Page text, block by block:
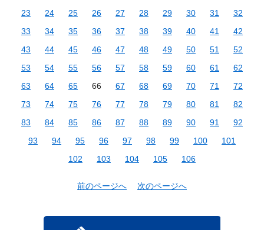
23
24 25 26 27 28 29 30 31
32
33
34 35 36 37 38 39 40 41
42
43
44 45 46 47 48 49 50 51
52
53
54 55 56 57 58 59 60 61
62
63
64 65 66 67 68 69 70 71
72
73
74 75 76 77 78 79 80 81
82
83
84 85 86 87 88 89 90 91
92
93
94 95 96 97 98 99 100
101
102
103 104 105 106
前のページへ 次のページへ